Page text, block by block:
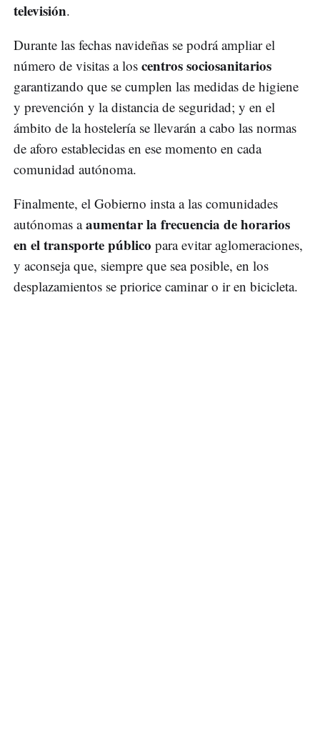
televisión.
Durante las fechas navideñas se podrá ampliar el
número de visitas a los centros sociosanitarios
garantizando que se cumplen las medidas de higiene
y prevención y la distancia de seguridad; y en el
ámbito de la hostelería se llevarán a cabo las normas
de aforo establecidas en ese momento en cada
comunidad autónoma.
Finalmente, el Gobierno insta a las comunidades
autónomas aaumentar la frecuencia de horarios
en el transporte público para evitar aglomeraciones,
y aconseja que, siempre que sea posible, en los
desplazamientos se priorice caminar o ir en bicicleta.